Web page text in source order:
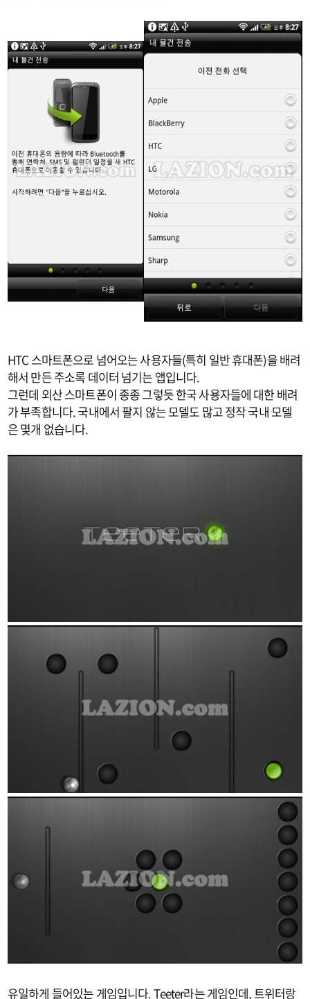
HTC 스마트폰으로 넘어오는 사용자들(특히 일반 휴대폰)을 배려
해서 만든 주소록 데이터 넘기는 앱입니다.
그런데 외산 스마트폰이 종종 그렇듯 한국 사용자들에 대한 배려
가 부족합니다. 국내에서 팔지 않는 모델도 많고 정작 국내 모델
은 몇개 없습니다.
유일하게 들어있는 게임입니다. Teeter라는 게임인데, 트위터랑